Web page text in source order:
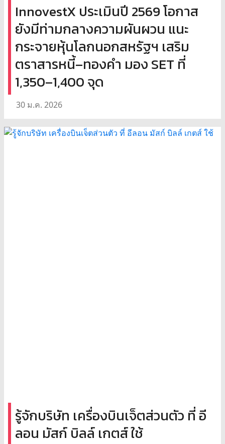
InnovestX ประเมินปี 2569 โอกาส
ยังมีท่ามกลางความผันผวน แนะ
กระจายหุ้นโลกนอกสหรัฐฯ เสริม
ตราสารหนี้–ทองคำ มอง SET ที่
1,350–1,400 จุด
30 ม.ค. 2026
รู้จักบริษัท เครื่องบินเจ็ตส่วนตัว ที่ อี
ลอน มัสก์ บิลล์ เกตส์ ใช้